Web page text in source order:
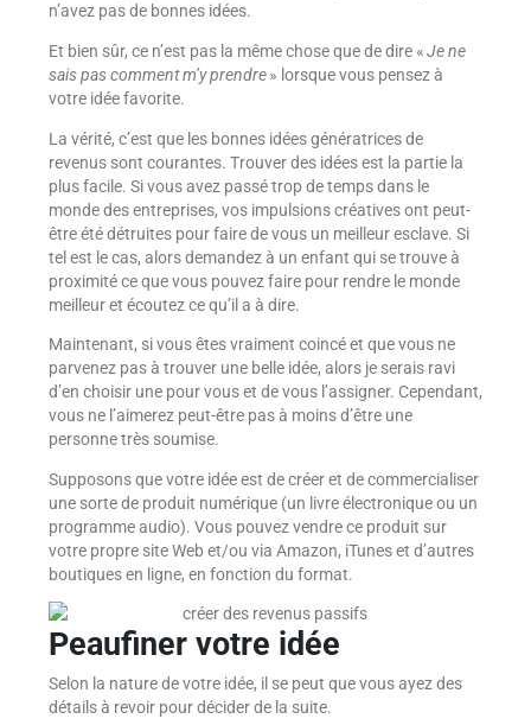
n’avez pas de bonnes idées.
Et bien sûr, ce n’est pas la même chose que de dire «Je ne
sais pas comment m’y prendre» lorsque vous pensez à
votre idée favorite.
La vérité, c’est que les bonnes idées génératrices de
revenus sont courantes. Trouver des idées est la partie la
plus facile. Si vous avez passé trop de temps dans le
monde des entreprises, vos impulsions créatives ont peut-
être été détruites pour faire de vous un meilleur esclave. Si
tel est le cas, alors demandez à un enfant qui se trouve à
proximité ce que vous pouvez faire pour rendre le monde
meilleur et écoutez ce qu’il a à dire.
Maintenant, si vous êtes vraiment coincé et que vous ne
parvenez pas à trouver une belle idée, alors je serais ravi
d’en choisir une pour vous et de vous l’assigner. Cependant,
vous ne l’aimerez peut-être pas à moins d’être une
personne très soumise.
Supposons que votre idée est de créer et de commercialiser
une sorte de produit numérique (un livre électronique ou un
programme audio). Vous pouvez vendre ce produit sur
votre propre site Web et/ou via Amazon, iTunes et d’autres
boutiques en ligne, en fonction du format.
Peaufiner votre idée
Selon la nature de votre idée, il se peut que vous ayez des
détails à revoir pour décider de la suite.